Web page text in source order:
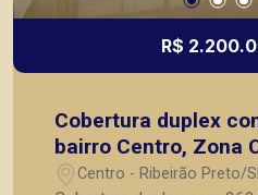
R$
Cobertura duplex
bairro Centro, Zona
Ribeirão Preto/SP.
Centro - Ribeirão Preto/